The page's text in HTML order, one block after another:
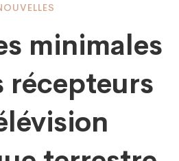
minimales
récepteurs